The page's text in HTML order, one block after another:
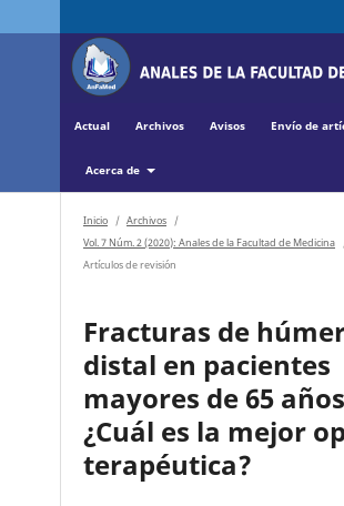
Actual Archivos Avisos Envío de
Acerca de
Inicio / Archivos
/
Vol. 7 Núm. 2 (2020): Anales de la Facultad de Medicina
Artículos de revisión
Fracturas de
distal en pacientes
mayores de 65
¿Cuál es la mejor
terapéutica?